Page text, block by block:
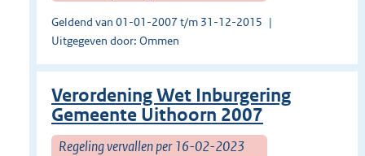
Geldend van 01-01-2007 t/m 31-12-2015
Uitgegeven door: Ommen
Verordening Wet Inburgering
Gemeente Uithoorn 2007
Regeling vervallen per 16-02-2023